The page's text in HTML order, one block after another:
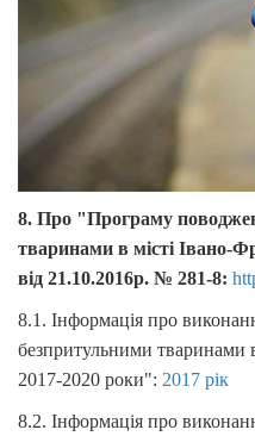
8. Про "Програму
тваринами в місті Івано-
від 21.10.2016р. № 281-8:
8.1. Інформація про
безпритульними тваринами
2017-2020 роки": 2017 рік
8.2. Інформація про